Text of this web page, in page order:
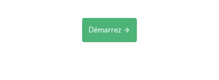
Démarrez arrow_forward